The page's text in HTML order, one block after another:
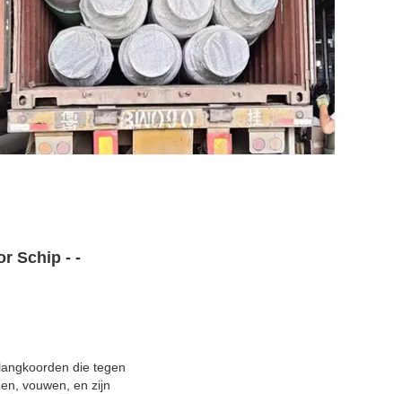
Schip - -
die tegen
vouwen, en zijn